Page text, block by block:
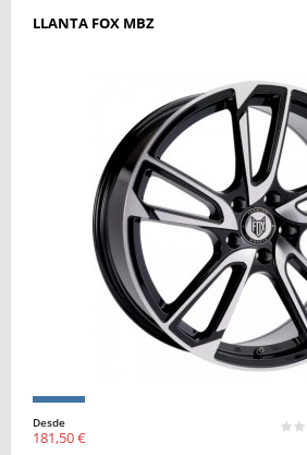
LLANTA FOX MBZ
Desde
181,50 €